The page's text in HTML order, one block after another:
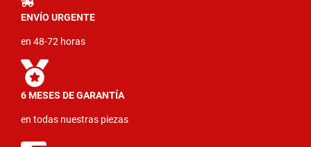
ENVÍO URGENTE
en 48-72 horas
6 MESES DE GARANTÍA
en todas nuestras piezas